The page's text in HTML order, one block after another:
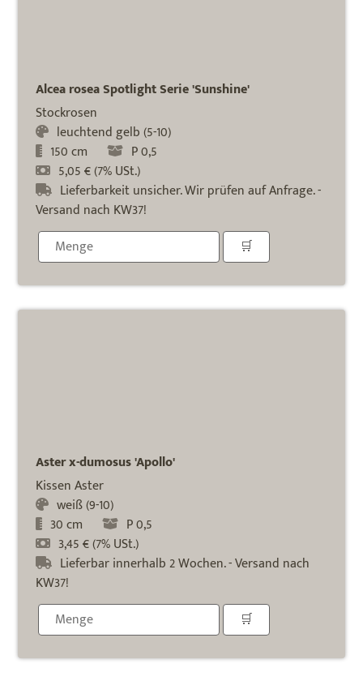
Alcea rosea Spotlight Serie 'Sunshine'
Stockrosen
leuchtend gelb (5-10)
150 cm
P 0,5
5,05 € (7% USt.)
Lieferbarkeit unsicher. Wir prüfen auf Anfrage. -
Versand nach KW37!
Aster x-dumosus 'Apollo'
Kissen Aster
weiß (9-10)
30 cm
P 0,5
3,45 € (7% USt.)
Lieferbar innerhalb 2 Wochen. - Versand nach
KW37!